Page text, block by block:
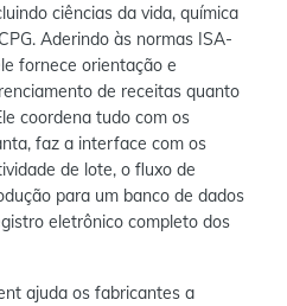
ciências da vida, química
Aderindo às normas ISA-
fornece orientação e
de receitas quanto
coordena tudo com os
faz a interface com os
de lote, o fluxo de
para um banco de dados
eletrônico completo dos
ajuda os fabricantes a